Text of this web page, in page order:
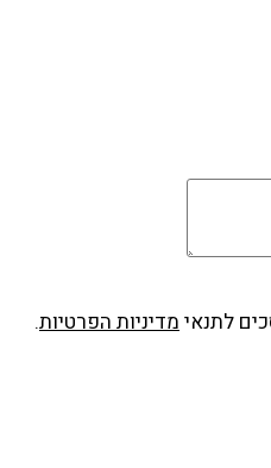
לתנאי מדיניות הפרטיות.